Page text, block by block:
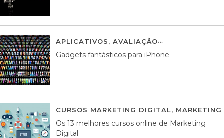
APLICATIVOS, AVALIAÇÃO
Gadgets fantásticos para iPhone
CURSOS MARKETING DIGITAL,
Os 13 melhores cursos online de Marketing
Digital